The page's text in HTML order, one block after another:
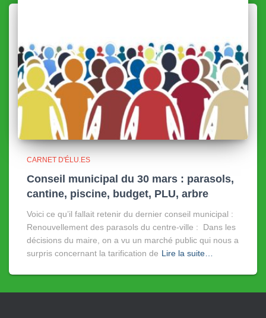
CARNET D'ÉLU.ES
Conseil municipal du 30 mars : parasols,
cantine, piscine, budget, PLU, arbre
Voici ce qu’il fallait retenir du dernier conseil municipal :
Renouvellement des parasols du centre-ville : Dans les
décisions du maire, on a vu un marché public qui nous a
surpris concernant la tarification de Lire la suite…